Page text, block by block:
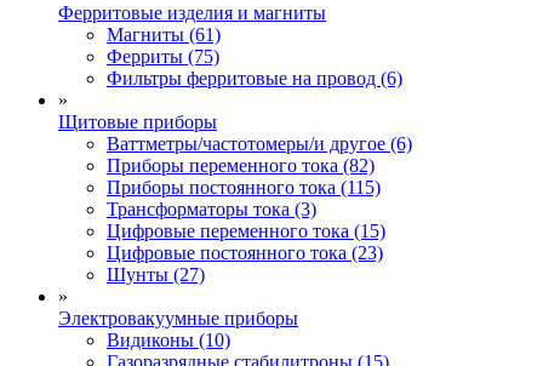
Ферритовые изделия и магниты
Магниты (61)
Ферриты (75)
Фильтры ферритовые на провод (6)
»
Щитовые приборы
Ваттметры/частотомеры/и другое (6)
Приборы переменного тока (82)
Приборы постоянного тока (115)
Трансформаторы тока (3)
Цифровые переменного тока (15)
Цифровые постоянного тока (23)
Шунты (27)
»
Электровакуумные приборы
Видиконы (10)
Газоразрядные стабилитроны (15)